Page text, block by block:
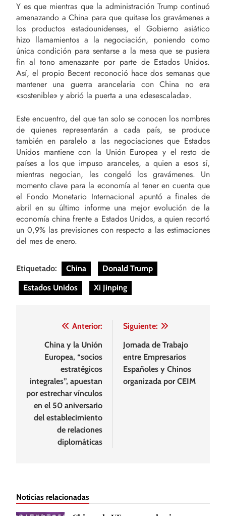
Y es que mientras que la administración Trump continuó
amenazando a China para que quitase los gravámenes a
los productos estadounidenses, el Gobierno asiático
hizo llamamientos a la negociación, poniendo como
única condición para sentarse a la mesa que se pusiera
fin al tono amenazante por parte de Estados Unidos.
Así, el propio Becent reconoció hace dos semanas que
mantener una guerra arancelaria con China no era
«sostenible» y abrió la puerta a una «desescalada».
Este encuentro, del que tan solo se conocen los nombres
de quienes representarán a cada país, se produce
también en paralelo a las negociaciones que Estados
Unidos mantiene con la Unión Europea y el resto de
países a los que impuso aranceles, a quien a esos sí,
mientras negocian, les congeló los gravámenes. Un
momento clave para la economía al tener en cuenta que
el Fondo Monetario Internacional apuntó a finales de
abril en su último informe una mejor evolución de la
economía china frente a Estados Unidos, a quien recortó
un 0,9% las previsiones con respecto a las estimaciones
del mes de enero.
Etiquetado: China
Donald Trump
Estados Unidos
Xi Jinping
Navegación
entradas
Anterior:
China y la Unión
Europea, “socios
estratégicos
integrales”, apuestan
por estrechar vínculos
en el 50 aniversario
del establecimiento
de relaciones
diplomáticas
Siguiente:
Jornada de Trabajo
entre Empresarios
Españoles y Chinos
organizada por CEIM
Noticias relacionadas